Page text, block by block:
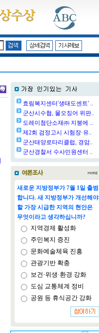
효림복지센터'생태도센트' ..
군산시수협, 물오징어 위판..
도레이첨단소재㈜ 지붕에 ..
제2회 검정고시 시험장·유..
군산태양로타리클럽, 경암..
군산경찰서 수사민원센터 ..
새로운 지방정부가 7월 1일 출범
합니다. 새 지방정부가 개선해야
할 가장 시급한 지역의 현안은
무엇이라고 생각하십니까?
지역경제 활성화
주민복지 증진
문화예술체육 진흥
관광기반 확충
보건·위생·환경 강화
도심 교통체계 정비
공원 등 휴식공간 강화